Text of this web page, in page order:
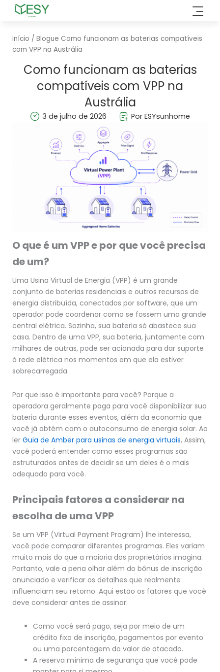
Saltar
conteúdo
Início / Blogue Como funcionam as baterias compatíveis
com VPP na Austrália
Como funcionam as baterias
compatíveis com VPP na
Austrália
3 de julho de 2026 Por ESYsunhome
O que é um VPP e por que você precisa
de um?
Uma Usina Virtual de Energia (VPP) é um grande
conjunto de baterias residenciais e outros recursos de
energia distribuída, conectados por software, que um
operador pode coordenar como se fossem uma grande
central elétrica. Sozinha, sua bateria só abastece sua
casa. Dentro de uma VPP, sua bateria, juntamente com
milhares de outras, pode ser acionada para dar suporte
à rede elétrica nos momentos em que ela estiver
sobrecarregada.
Por que isso é importante para você? Porque a
operadora geralmente paga para você disponibilizar sua
bateria durante esses eventos, além da economia que
você já obtém com o autoconsumo de energia solar. Ao
ler Guia de Amber para usinas de energia virtuais, Assim,
você poderá entender como esses programas são
estruturados antes de decidir se um deles é o mais
adequado para você.
Principais fatores a considerar na
escolha de uma VPP
Se um VPP (Virtual Payment Program) lhe interessa,
você pode comparar diferentes programas. Eles variam
muito mais do que a maioria dos proprietários imagina.
Portanto, vale a pena olhar além do bônus de inscrição
anunciado e verificar os detalhes que realmente
influenciam seu retorno. Aqui estão os fatores que você
deve considerar antes de assinar:
Como você será pago, seja por meio de um
crédito fixo de inscrição, pagamentos por evento
ou uma porcentagem do valor de atacado.
A reserva mínima de segurança que você pode